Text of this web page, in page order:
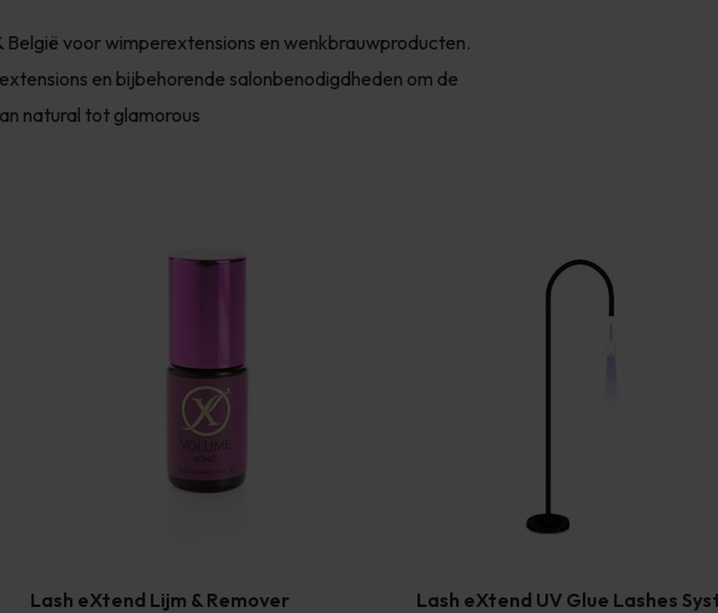
België voor wimperextensions en wenkbrauwproducten.
en bijbehorende salonbenodigdheden om de
natural tot glamorous
Lash eXtend Lijm & Remover Lash eXtend UV Glue Lashes